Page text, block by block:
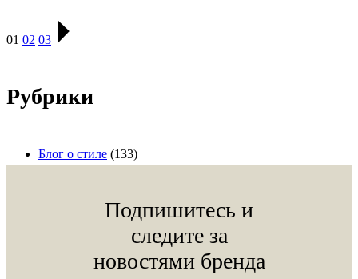
01 02 03
Рубрики
Блог о стиле (133)
Подпишитесь и
следите за
новостями бренда